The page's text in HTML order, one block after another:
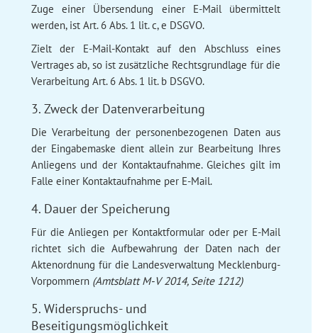
Zuge einer Übersendung einer E-Mail übermittelt
werden, ist Art. 6 Abs. 1 lit. c, e DSGVO.
Zielt der E-Mail-Kontakt auf den Abschluss eines
Vertrages ab, so ist zusätzliche Rechtsgrundlage für die
Verarbeitung Art. 6 Abs. 1 lit. b DSGVO.
3. Zweck der Datenverarbeitung
Die Verarbeitung der personenbezogenen Daten aus
der Eingabemaske dient allein zur Bearbeitung Ihres
Anliegens und der Kontaktaufnahme. Gleiches gilt im
Falle einer Kontaktaufnahme per E-Mail.
4. Dauer der Speicherung
Für die Anliegen per Kontaktformular oder per E-Mail
richtet sich die Aufbewahrung der Daten nach der
Aktenordnung für die Landesverwaltung Mecklenburg-
Vorpommern (Amtsblatt M-V 2014, Seite 1212)
5. Widerspruchs- und
Beseitigungsmöglichkeit